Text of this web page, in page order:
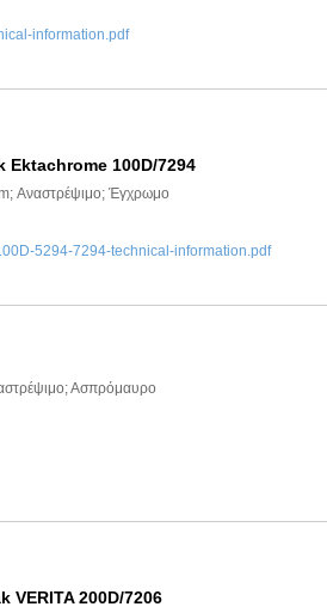
information.pdf
Ektachrome 100D/7294
Αναστρέψιμο; Έγχρωμο
5294-7294-technical-information.pdf
Ασπρόμαυρο
VERITA 200D/7206